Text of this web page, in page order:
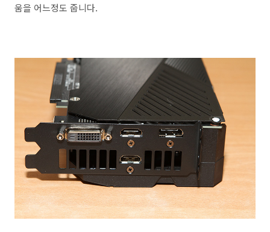
움을 어느정도 줍니다.